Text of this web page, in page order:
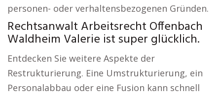
personen- oder verhaltensbezogenen Gründen.
Rechtsanwalt Arbeitsrecht Offenbach
Waldheim Valerie ist super glücklich.
Entdecken Sie weitere Aspekte der
Restrukturierung. Eine Umstrukturierung, ein
Personalabbau oder eine Fusion kann schnell